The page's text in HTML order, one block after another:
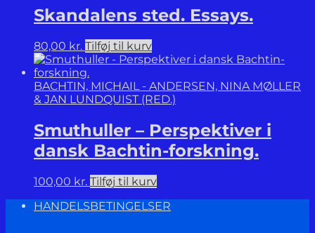
Skandalens sted. Essays.
80,00 kr. Tilføj til kurv
BACHTIN, MICHAIL - ANDERSEN, NINA MØLLER
& JAN LUNDQUIST (RED.)
Smuthuller – Perspektiver i
dansk Bachtin-forskning.
100,00 kr. Tilføj til kurv
HANDELSBETINGELSER